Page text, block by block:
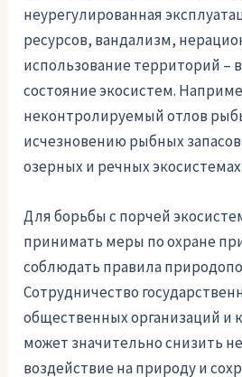
неурегулированная
ресурсов, вандализм,
использование территорий –
состояние экосистем.
неконтролируемый отлов
исчезновению рыбных запасов
озерных и речных экосистемах.
Для борьбы с порчей
принимать меры по охране
соблюдать правила
Сотрудничество
общественных организаций и
может значительно снизить
воздействие на природу и